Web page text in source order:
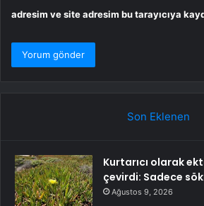
adresim ve site adresim bu tarayıcıya
Son Eklenen
Kurtarıcı olarak
çevirdi: Sadece
Ağustos 9, 2026